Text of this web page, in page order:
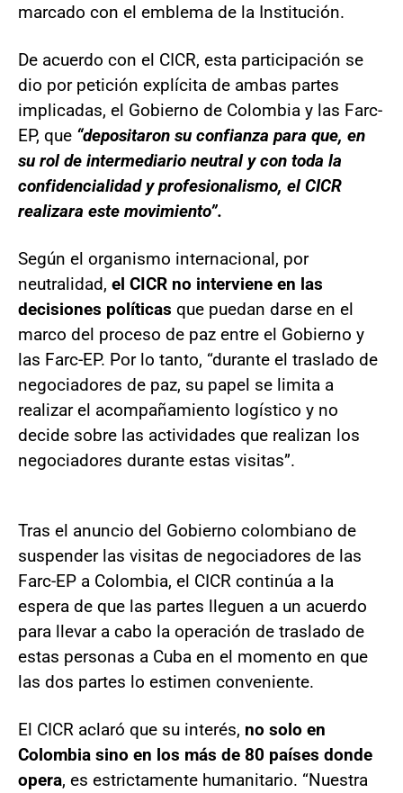
marcado con el emblema de la Institución.
De acuerdo con el CICR, esta participación se
dio por petición explícita de ambas partes
implicadas, el Gobierno de Colombia y las Farc-
EP, que “depositaron su confianza para que, en
su rol de intermediario neutral y con toda la
confidencialidad y profesionalismo, el CICR
realizara este movimiento”.
Según el organismo internacional, por
neutralidad, el CICR no interviene en las
decisiones políticas que puedan darse en el
marco del proceso de paz entre el Gobierno y
las Farc-EP. Por lo tanto, “durante el traslado de
negociadores de paz, su papel se limita a
realizar el acompañamiento logístico y no
decide sobre las actividades que realizan los
negociadores durante estas visitas”.
Tras el anuncio del Gobierno colombiano de
suspender las visitas de negociadores de las
Farc-EP a Colombia, el CICR continúa a la
espera de que las partes lleguen a un acuerdo
para llevar a cabo la operación de traslado de
estas personas a Cuba en el momento en que
las dos partes lo estimen conveniente.
El CICR aclaró que su interés, no solo en
Colombia sino en los más de 80 países donde
opera, es estrictamente humanitario. “Nuestra